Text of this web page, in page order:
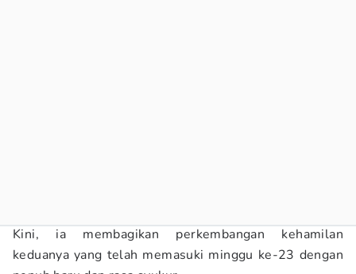
Kini, ia membagikan perkembangan kehamilan
keduanya yang telah memasuki minggu ke-23 dengan